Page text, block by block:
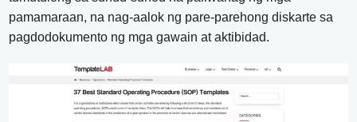
pamamaraan, na nag-aalok ng pare-parehong diskarte sa
pagdodokumento ng mga gawain at aktibidad.